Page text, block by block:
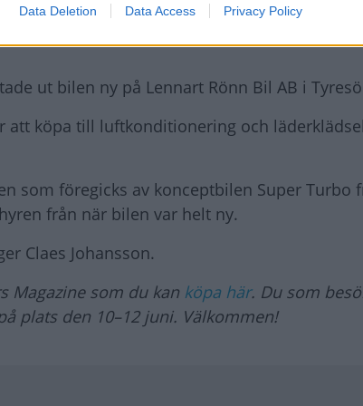
Data Deletion Data Access Privacy Policy
ut bilen ny på Lennart Rönn Bil AB i
att köpa till luftkonditionering och
som föregicks av konceptbilen Super Turbo
från när bilen var helt ny.
Claes Johansson.
Magazine som du kan köpa här. Du som
plats den 10–12 juni. Välkommen!